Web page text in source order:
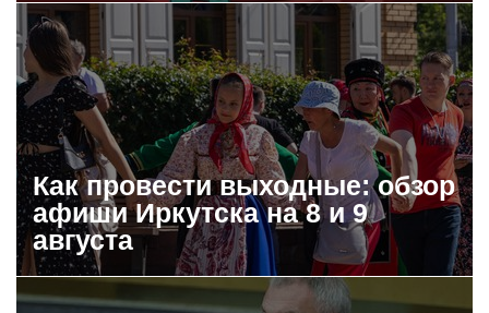
Как провести выходные: обзор
афиши Иркутска на 8 и 9
августа